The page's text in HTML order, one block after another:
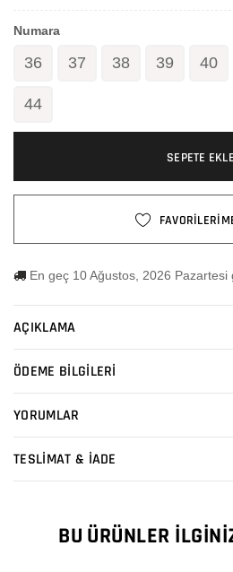
Numara
36 37 38 39 40
44
SEPETE EKLE
En geç 10 Ağustos, 2026 Pazartesi
AÇIKLAMA
ÖDEME BİLGİLERİ
YORUMLAR
TESLİMAT & İADE
BU ÜRÜNLER